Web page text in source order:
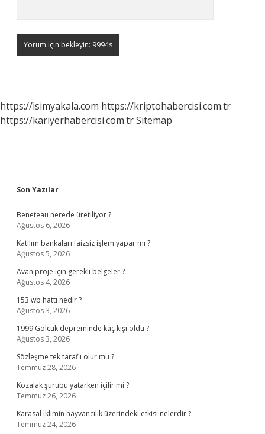
https://isimyakala.com https://kriptohabercisi.com.tr
https://kariyerhabercisi.com.trSitemap
Sidebar
Son Yazılar
Beneteau nerede üretiliyor ?
Ağustos 6, 2026
Katılım bankaları faizsiz işlem yapar mı ?
Ağustos 5, 2026
Avan proje için gerekli belgeler ?
Ağustos 4, 2026
153 wp hattı nedir ?
Ağustos 3, 2026
1999 Gölcük depreminde kaç kişi öldü ?
Ağustos 3, 2026
Sözleşme tek taraflı olur mu ?
Temmuz 28, 2026
Kozalak şurubu yatarken içilir mi ?
Temmuz 26, 2026
Karasal iklimin hayvancılık üzerindeki etkisi nelerdir ?
Temmuz 24, 2026